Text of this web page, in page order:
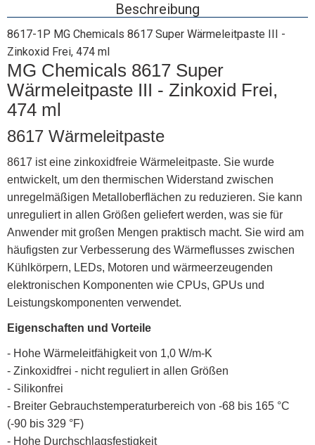
Beschreibung
8617-1P MG Chemicals 8617 Super Wärmeleitpaste III -
Zinkoxid Frei, 474 ml
MG Chemicals 8617 Super
Wärmeleitpaste III - Zinkoxid Frei,
474 ml
8617 Wärmeleitpaste
8617 ist eine zinkoxidfreie Wärmeleitpaste. Sie wurde
entwickelt, um den thermischen Widerstand zwischen
unregelmäßigen Metalloberflächen zu reduzieren. Sie kann
unreguliert in allen Größen geliefert werden, was sie für
Anwender mit großen Mengen praktisch macht. Sie wird am
häufigsten zur Verbesserung des Wärmeflusses zwischen
Kühlkörpern, LEDs, Motoren und wärmeerzeugenden
elektronischen Komponenten wie CPUs, GPUs und
Leistungskomponenten verwendet.
Eigenschaften und Vorteile
- Hohe Wärmeleitfähigkeit von 1,0 W/m-K
- Zinkoxidfrei - nicht reguliert in allen Größen
- Silikonfrei
- Breiter Gebrauchstemperaturbereich von -68 bis 165 °C
(-90 bis 329 °F)
- Hohe Durchschlagsfestigkeit